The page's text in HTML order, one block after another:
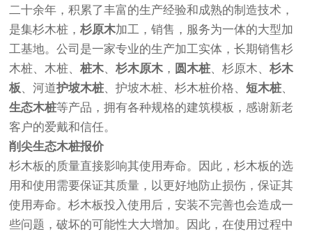
二十余年，积累了丰富的生产经验和成熟的制造技术，
是集杉木桩，杉原木加工，销售，服务为一体的大型加
工基地。公司是一家专业的生产加工实体，长期销售杉
木桩、木桩、桩木、杉木原木 ， 圆木桩、杉原木、杉木
板、河道护坡木桩、护坡木桩、杉木桩价格、短木桩、
生态木桩等产品，拥有各种规格的建筑模板，感谢新老
客户的爱戴和信任。
削尖生态木桩报价
杉木板的质量直接影响其使用寿命。因此，杉木板的选
用和使用需要保证其质量，以更好地防止损伤，保证其
使用寿命。杉木板投入使用后，安装不完善也会造成一
些问题，破坏的可能性大大增加。因此，在使用过程中